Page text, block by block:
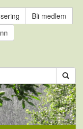
Bli medlem